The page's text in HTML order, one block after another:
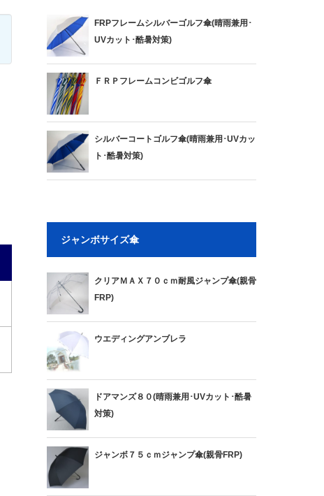
FRPフレームシルバーゴルフ傘(晴雨兼用･
UVカット･酷暑対策)
ＦＲＰフレームコンビゴルフ傘
シルバーコートゴルフ傘(晴雨兼用･UVカッ
ト･酷暑対策)
ジャンボサイズ傘
クリアＭＡＸ７０ｃｍ耐風ジャンプ傘(親骨
FRP)
ウエディングアンブレラ
ドアマンズ８０(晴雨兼用･UVカット･酷暑
対策)
ジャンボ７５ｃｍジャンプ傘(親骨FRP)